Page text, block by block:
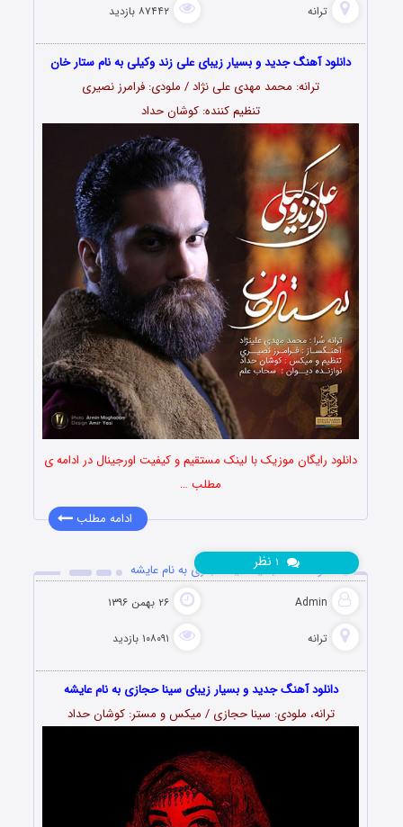
ترانه ۸۷۴۴۲ بازدید
دانلود آهنگ جدید و بسیار زیبای علی زند وکیلی به نام ستار خان
ترانه: محمد مهدی علی نژاد / ملودی: فرامرز نصیری
تنظیم کننده: کوشان حداد
دانلود رایگان موزیک با لینک مستقیم و کیفیت اورجینال در ادامه ی
مطلب …
ادامه مطلب
دانلود آهنگ جدید سینا حجازی به نام عایشه
Admin ۲۶ بهمن ۱۳۹۶
ترانه ۱۰۸۰۹۱ بازدید
نظر
دانلود آهنگ جدید و بسیار زیبای سینا حجازی به نام عایشه
ترانه، ملودی: سینا حجازی / میکس و مستر: کوشان حداد